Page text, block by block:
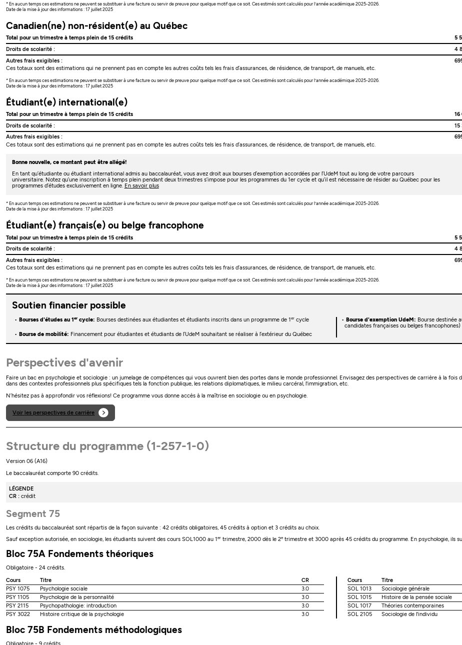
* En aucun temps ces estimations ne peuvent se substituer à une facture ou servir de preuve pour quelque motif que ce soit. Ces estimés sont calculés pour l’année académique 2025-2026.
Date de la mise à jour des informations : 17 juillet 2025
Canadien(ne) non-résident(e) au Québec
Total pour un trimestre à temps plein de 15 crédits
5
Droits de scolarité :
4
Autres frais exigibles :
Ces totaux sont des estimations qui ne prennent pas en compte les autres coûts tels les frais d’assurances, de résidence, de transport, de manuels, etc.
* En aucun temps ces estimations ne peuvent se substituer à une facture ou servir de preuve pour quelque motif que ce soit. Ces estimés sont calculés pour l’année académique 2025-2026.
Date de la mise à jour des informations : 17 juillet 2025
Étudiant(e) international(e)
Total pour un trimestre à temps plein de 15 crédits
16
Droits de scolarité :
15
Autres frais exigibles :
Ces totaux sont des estimations qui ne prennent pas en compte les autres coûts tels les frais d’assurances, de résidence, de transport, de manuels, etc.
Bonne nouvelle, ce montant peut être allégé!
En tant qu’étudiante ou étudiant international admis au baccalauréat, vous avez droit aux bourses d’exemption accordées par l’UdeM tout au long de votre parcours
universitaire. Notez qu’une inscription à temps plein pendant deux trimestres s’impose pour les programmes du 1er cycle et qu’il est nécessaire de résider au Québec pour les
programmes d’études exclusivement en ligne. En savoir plus
* En aucun temps ces estimations ne peuvent se substituer à une facture ou servir de preuve pour quelque motif que ce soit. Ces estimés sont calculés pour l’année académique 2025-2026.
Date de la mise à jour des informations : 17 juillet 2025
Étudiant(e) français(e) ou belge francophone
Total pour un trimestre à temps plein de 15 crédits
5
Droits de scolarité :
4
Autres frais exigibles :
Ces totaux sont des estimations qui ne prennent pas en compte les autres coûts tels les frais d’assurances, de résidence, de transport, de manuels, etc.
* En aucun temps ces estimations ne peuvent se substituer à une facture ou servir de preuve pour quelque motif que ce soit. Ces estimés sont calculés pour l’année académique 2025-2026.
Date de la mise à jour des informations : 17 juillet 2025
Soutien financier possible
Bourses d'études au 1ercycle: Bourses destinées aux étudiantes et étudiants inscrits dans un programme de 1ercycle Bourse d'exemption UdeM: Bourse destinée
candidates françaises ou belges francophones)
Bourse de mobilité: Financement pour étudiantes et étudiants de l’UdeM souhaitant se réaliser à l’extérieur du Québec
Perspectives d'avenir
Faire un bac en psychologie et sociologie : un jumelage de compétences qui vous ouvrent bien des portes dans le monde professionnel. Envisagez des perspectives de carrière à la fois
dans des contextes professionnels plus spécifiques tels la fonction publique, les relations diplomatiques, le milieu carcéral, l'immigration, etc.
N’hésitez pas à approfondir vos réflexions! Ce programme vous donne accès à la maîtrise en sociologie ou en psychologie.
Voir les perspectives de carrière
Structure du programme (1-257-1-0)
Version 06 (A16)
Le baccalauréat comporte 90 crédits.
LÉGENDE
CR : crédit
Segment 75
Les crédits du baccalauréat sont répartis de la façon suivante : 42 crédits obligatoires, 45 crédits à option et 3 crédits au choix.
Sauf exception autorisée, en sociologie, les étudiants suivent des cours SOL1000 au 1er trimestre, 2000 dès le 2e trimestre et 3000 après 45 crédits du programme. En psychologie, ils
Bloc 75A Fondements théoriques
Obligatoire - 24 crédits.
Cours
Titre
CR
PSY 1075
Psychologie sociale
3.0
PSY 1105
Psychologie de la personnalité
3.0
PSY 2115
Psychopathologie: introduction
3.0
PSY 3022
Histoire critique de la psychologie 3.0
Cours Titre
SOL 1013
Sociologie générale
SOL 1015
Histoire de la pensée sociale
SOL 1017
Théories contemporaines
SOL 2105
Sociologie de l'individu
Bloc 75B Fondements méthodologiques